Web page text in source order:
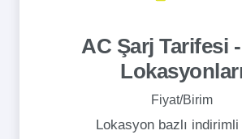
AC Şarj Tarifesi
Fiyat/Birim
Lokasyon bazlı